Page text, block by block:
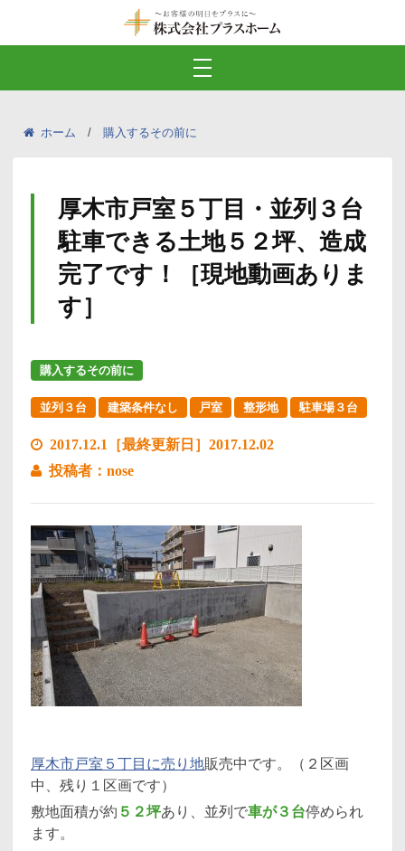
ホーム 購入するその前に
厚木市戸室５丁目・並列３台
駐車できる土地５２坪、造成
完了です！［現地動画ありま
す］
購入するその前に
並列３台 建築条件なし 戸室 整形地 駐車場３台
2017.12.1［最終更新日］2017.12.02
投稿者：nose
厚木市戸室５丁目に売り地販売中です。（２区画
中、残り１区画です）
敷地面積が約 ５２坪あり、並列で車が３台停められ
ます。